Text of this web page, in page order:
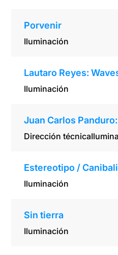
Porvenir
Iluminación
Lautaro Reyes:
Iluminación
Juan Carlos
Dirección técnica
Estereotipo /
Iluminación
Sin tierra
Iluminación